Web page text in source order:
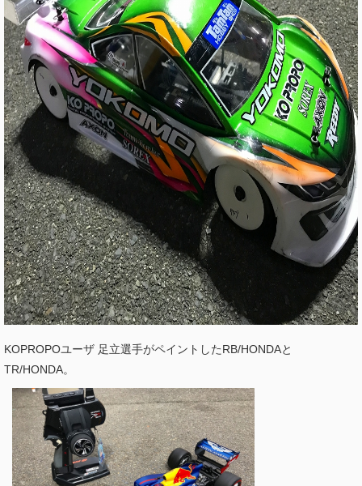
KOPROPOユーザ 足立選手がペイントしたRB/HONDAと
TR/HONDA。